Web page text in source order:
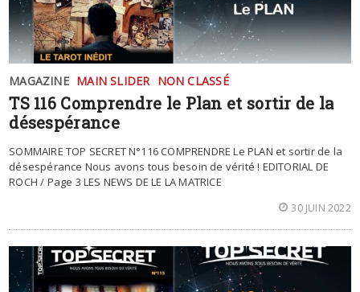
MAGAZINE MAIN SLIDER NON CLASSÉ
TS 116 Comprendre le Plan et sortir de la
désespérance
SOMMAIRE TOP SECRET N°116 COMPRENDRE Le PLAN et sortir de la
désespérance Nous avons tous besoin de vérité ! EDITORIAL DE
ROCH / Page 3 LES NEWS DE LE LA MATRICE
30 JUIN 2022